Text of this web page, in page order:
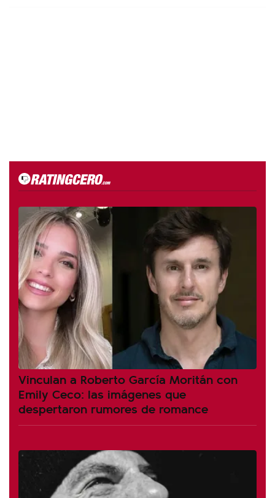
Vinculan a Roberto García Moritán con
Emily Ceco: las imágenes que
despertaron rumores de romance